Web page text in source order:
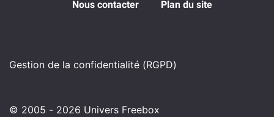
Nous contacter Plan du site
Gestion de la confidentialité (RGPD)
© 2005 - 2026 Univers Freebox